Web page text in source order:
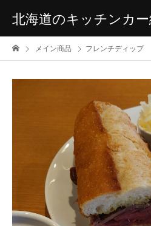
北海道のキッチンカ
メイン商品 フレンチディップ